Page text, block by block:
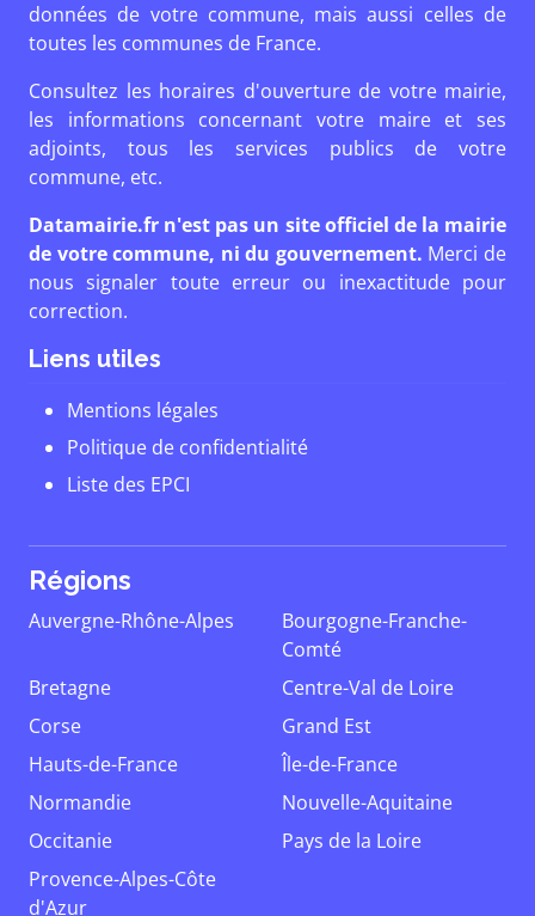
données de votre commune, mais aussi celles de
toutes les communes de France.
Consultez les horaires d'ouverture de votre mairie,
les informations concernant votre maire et ses
adjoints, tous les services publics de votre
commune, etc.
Datamairie.fr n'est pas un site officiel de la mairie
de votre commune, ni du gouvernement. Merci de
nous signaler toute erreur ou inexactitude pour
correction.
Liens utiles
Mentions légales
Politique de confidentialité
Liste des EPCI
Régions
Auvergne-Rhône-Alpes
Bourgogne-Franche-
Comté
Bretagne
Centre-Val de Loire
Corse
Grand Est
Hauts-de-France
Île-de-France
Normandie
Nouvelle-Aquitaine
Occitanie
Pays de la Loire
Provence-Alpes-Côte
d'Azur